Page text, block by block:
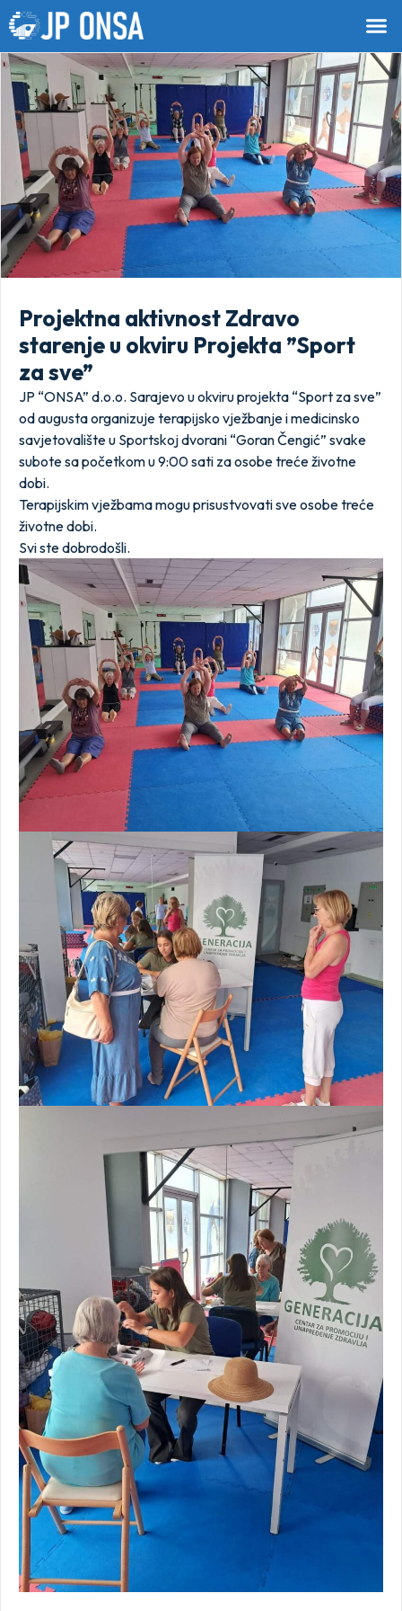
Projektna aktivnost Zdravo
starenje u okviru Projekta ”Sport
za sve”
JP “ONSA” d.o.o. Sarajevo u okviru projekta “Sport za sve”
od augusta organizuje terapijsko vježbanje i medicinsko
savjetovalište u Sportskoj dvorani “Goran Čengić” svake
subote sa početkom u 9:00 sati za osobe treće životne
dobi.
Terapijskim vježbama mogu prisustvovati sve osobe treće
životne dobi.
Svi ste dobrodošli.